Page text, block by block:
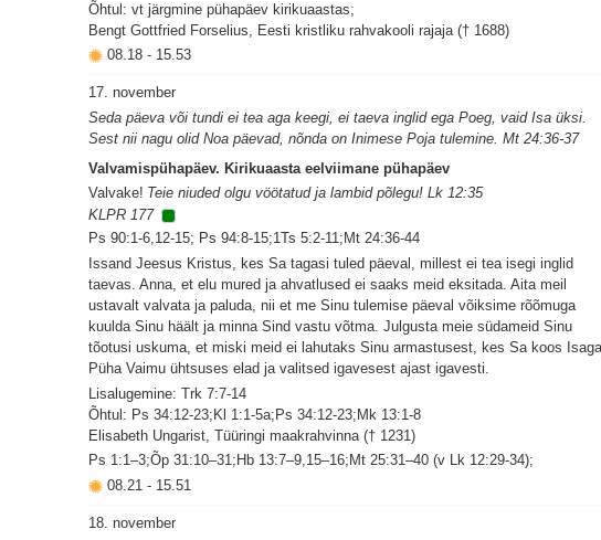
Õhtul: vt järgmine pühapäev kirikuaastas;
Bengt Gottfried Forselius, Eesti kristliku rahvakooli rajaja († 1688)
08.18 - 15.53
17. november
Seda päeva või tundi ei tea aga keegi, ei taeva inglid ega Poeg, vaid Isa üksi.
Sest nii nagu olid Noa päevad, nõnda on Inimese Poja tulemine. Mt 24:36-37
Valvamispühapäev. Kirikuaasta eelviimane pühapäev
Valvake! Teie niuded olgu vöötatud ja lambid põlegu! Lk 12:35
KLPR 177
Ps 90:1-6,12-15; Ps 94:8-15;1Ts 5:2-11;Mt 24:36-44
Issand Jeesus Kristus, kes Sa tagasi tuled päeval, millest ei tea isegi inglid
taevas. Anna, et elu mured ja ahvatlused ei saaks meid eksitada. Aita meil
ustavalt valvata ja paluda, nii et me Sinu tulemise päeval võiksime rõõmuga
kuulda Sinu häält ja minna Sind vastu võtma. Julgusta meie südameid Sinu
tõotusi uskuma, et miski meid ei lahutaks Sinu armastusest, kes Sa koos
Püha Vaimu ühtsuses elad ja valitsed igavesest ajast igavesti.
Lisalugemine: Trk 7:7-14
Õhtul: Ps 34:12-23;Kl 1:1-5a;Ps 34:12-23;Mk 13:1-8
Elisabeth Ungarist, Tüüringi maakrahvinna († 1231)
Ps 1:1–3;Õp 31:10–31;Hb 13:7–9,15–16;Mt 25:31–40 (v Lk 12:29-34);
08.21 - 15.51
18. november